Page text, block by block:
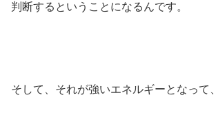
判断するということになるんです。
そして、それが強いエネルギーとなって、